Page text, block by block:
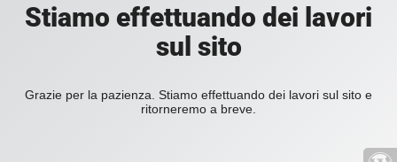
Stiamo effettuando dei lavori
sul sito
Grazie per la pazienza. Stiamo effettuando dei lavori sul sito e
ritorneremo a breve.